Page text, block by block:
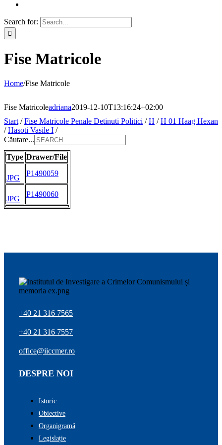
Search for:
Fise Matricole
Home/Fise Matricole
Fise Matricoleadriana2019-12-10T13:16:24+02:00
Start /Fise Matricole Penale Detinuti Politici /H /H 01 Haag Hexan
/Hasoti Vasile I /
Căutare...
Type Drawer/File
JPG
P1490059
JPG
P1490060
+40 21 316 7565
+40 21 316 7557
office@iiccmer.ro
DESPRE NOI
Istoric
Obiective
Organigramă
Legislație